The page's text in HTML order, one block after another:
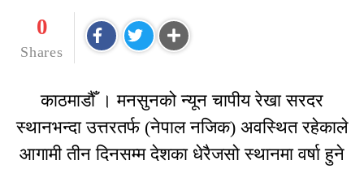
0
Shares
काठमाडौँ । मनसुनको न्यून चापीय रेखा सरदर
स्थानभन्दा उत्तरतर्फ (नेपाल नजिक) अवस्थित रहेकाले
आगामी तीन दिनसम्म देशका धेरैजसो स्थानमा वर्षा हुने